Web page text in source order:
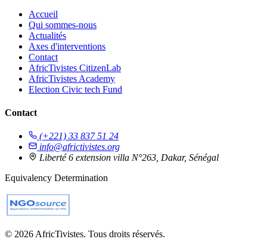
Accueil
Qui sommes-nous
Actualités
Axes d'interventions
Contact
AfricTivistes CitizenLab
AfricTivistes Academy
Election Civic tech Fund
Contact
(+221) 33 837 51 24
info@africtivistes.org
Liberté 6 extension villa N°263, Dakar, Sénégal
Equivalency Determination
© 2026 AfricTivistes. Tous droits réservés.